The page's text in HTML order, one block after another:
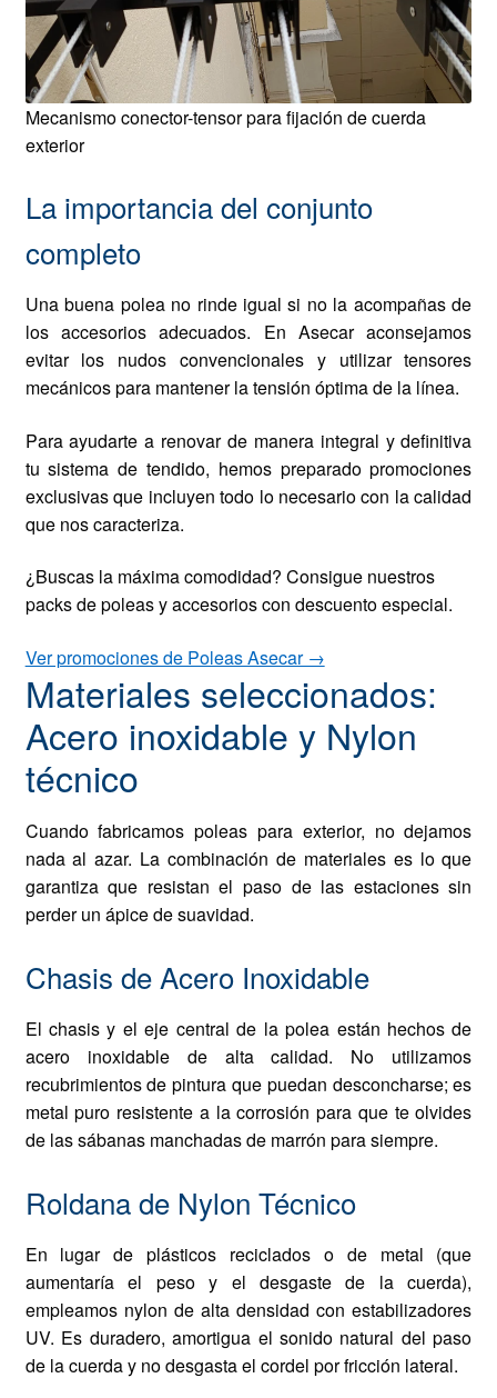
Mecanismo conector-tensor para fijación de cuerda
exterior
La importancia del conjunto
completo
Una buena polea no rinde igual si no la acompañas de
los accesorios adecuados. En Asecar aconsejamos
evitar los nudos convencionales y utilizar tensores
mecánicos para mantener la tensión óptima de la línea.
Para ayudarte a renovar de manera integral y definitiva
tu sistema de tendido, hemos preparado promociones
exclusivas que incluyen todo lo necesario con la calidad
que nos caracteriza.
¿Buscas la máxima comodidad? Consigue nuestros
packs de poleas y accesorios con descuento especial.
Ver promociones de Poleas Asecar →
Materiales seleccionados:
Acero inoxidable y Nylon
técnico
Cuando fabricamos poleas para exterior, no dejamos
nada al azar. La combinación de materiales es lo que
garantiza que resistan el paso de las estaciones sin
perder un ápice de suavidad.
Chasis de Acero Inoxidable
El chasis y el eje central de la polea están hechos de
acero inoxidable de alta calidad. No utilizamos
recubrimientos de pintura que puedan desconcharse; es
metal puro resistente a la corrosión para que te olvides
de las sábanas manchadas de marrón para siempre.
Roldana de Nylon Técnico
En lugar de plásticos reciclados o de metal (que
aumentaría el peso y el desgaste de la cuerda),
empleamos nylon de alta densidad con estabilizadores
UV. Es duradero, amortigua el sonido natural del paso
de la cuerda y no desgasta el cordel por fricción lateral.